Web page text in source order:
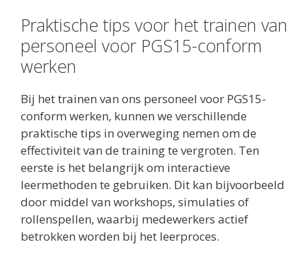
Praktische tips voor het trainen van
personeel voor PGS15-conform
werken
Bij het trainen van ons personeel voor PGS15-
conform werken, kunnen we verschillende
praktische tips in overweging nemen om de
effectiviteit van de training te vergroten. Ten
eerste is het belangrijk om interactieve
leermethoden te gebruiken. Dit kan bijvoorbeeld
door middel van workshops, simulaties of
rollenspellen, waarbij medewerkers actief
betrokken worden bij het leerproces.